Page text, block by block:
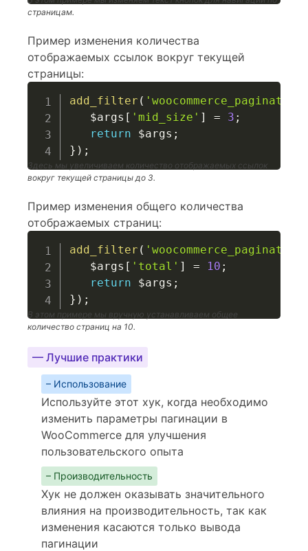
страницам.
Пример изменения количества
отображаемых ссылок вокруг текущей
страницы:
add_filter (
$args [ 'mid_size' ] = 3 ;
return
$args ;
} ) ;
Здесь мы увеличиваем количество отображаемых ссылок
вокруг текущей страницы до 3.
Пример изменения общего количества
отображаемых страниц:
add_filter (
$args [ 'total' ] = 10 ;
return
$args ;
} ) ;
В этом примере мы вручную устанавливаем общее
количество страниц на 10.
— Лучшие практики
– Использование
Используйте этот хук, когда необходимо
изменить параметры пагинации в
WooCommerce для улучшения
пользовательского опыта
– Производительность
Хук не должен оказывать значительного
влияния на производительность, так как
изменения касаются только вывода
пагинации